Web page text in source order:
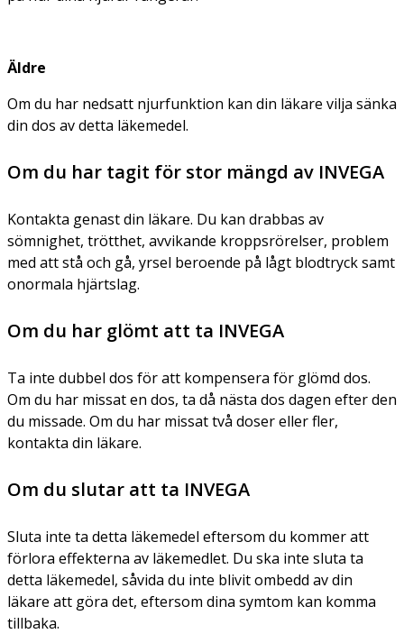
Äldre
Om du har nedsatt njurfunktion kan din läkare vilja sänka
din dos av detta läkemedel.
Om du har tagit för stor mängd av INVEGA
Kontakta genast din läkare. Du kan drabbas av
sömnighet, trötthet, avvikande kroppsrörelser, problem
med att stå och gå, yrsel beroende på lågt blodtryck samt
onormala hjärtslag.
Om du har glömt att ta INVEGA
Ta inte dubbel dos för att kompensera för glömd dos.
Om du har missat en dos, ta då nästa dos dagen efter den
du missade. Om du har missat två doser eller fler,
kontakta din läkare.
Om du slutar att ta INVEGA
Sluta inte ta detta läkemedel eftersom du kommer att
förlora effekterna av läkemedlet. Du ska inte sluta ta
detta läkemedel, såvida du inte blivit ombedd av din
läkare att göra det, eftersom dina symtom kan komma
tillbaka.